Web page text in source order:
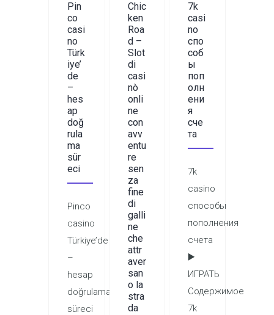
Pin
co
casi
no
Türk
iye’
de
–
hes
ap
doğ
rula
ma
sür
eci
Pinco
casino
Türkiye’de
–
hesap
doğrulama
süreci
Chic
ken
Roa
d –
Slot
di
casi
nò
onli
ne
con
avv
entu
re
sen
za
fine
di
galli
ne
che
attr
aver
san
o la
stra
da
7k
casi
no
спо
соб
ы
поп
олн
ени
я
сче
та
7k
casino
способы
пополнения
счета
▶️
ИГРАТЬ
Содержимое
7k